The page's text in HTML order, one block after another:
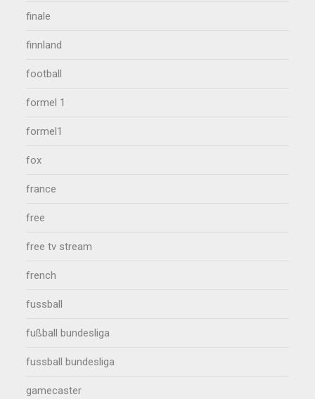
finale
finnland
football
formel 1
formel1
fox
france
free
free tv stream
french
fussball
fußball bundesliga
fussball bundesliga
gamecaster